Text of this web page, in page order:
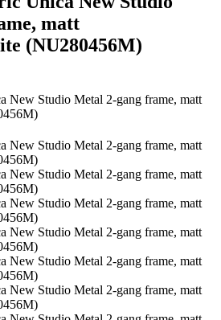
matt
(NU280456M)